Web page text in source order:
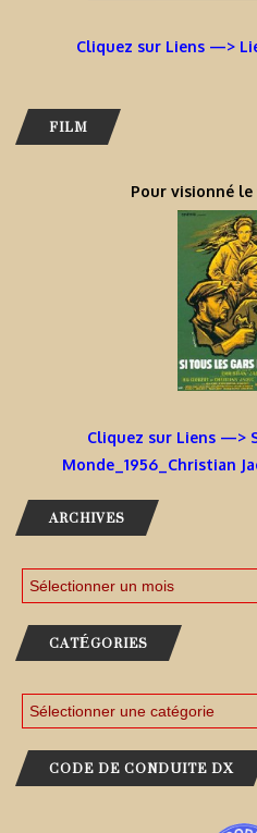
Cliquez sur Liens —>
FILM
Pour visionné
Cliquez sur Liens —>
Monde_1956_Christian
ARCHIVES
CATÉGORIES
CODE DE CONDUITE DX